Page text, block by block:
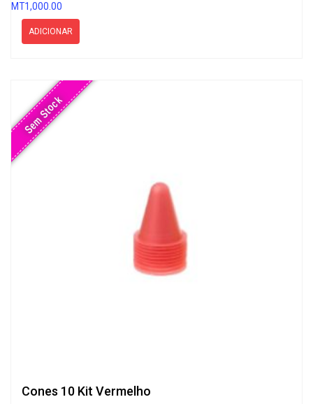
MT1,000.00
ADICIONAR
Sem Stock
Cones 10 Kit Vermelho